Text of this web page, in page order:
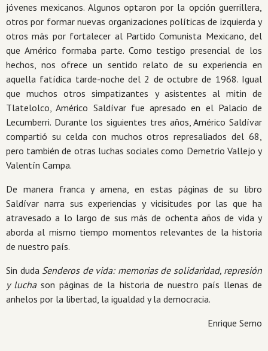
jóvenes mexicanos. Algunos optaron por la opción guerrillera,
otros por formar nuevas organizaciones políticas de izquierda y
otros más por fortale­cer al Partido Comunista Mexicano, del
que Américo formaba parte. Como testigo presencial de los
hechos, nos ofrece un sentido relato de su experiencia en
aquella fatídica tarde-noche del 2 de octubre de 1968. Igual
que muchos otros simpatizantes y asistentes al mitin de
Tlatelolco, Américo Saldívar fue apresado en el Palacio de
Lecumbe­rri. Durante los siguientes tres años, Américo Saldívar
compartió su celda con muchos otros represaliados del 68,
pero también de otras luchas sociales como Demetrio Vallejo y
Valentín Campa.
De manera franca y amena, en estas páginas de su libro
Saldívar narra sus experiencias y vicisitudes por las que ha
atravesado a lo largo de sus más de ochenta años de vida y
aborda al mismo tiempo momentos relevantes de la historia
de nuestro país.
Sin duda Senderos de vida: memorias de solidaridad, represión
y luchason páginas de la historia de nuestro país llenas de
anhelos por la libertad, la igualdad y la democracia.
Enrique Semo